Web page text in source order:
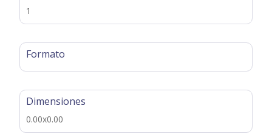
1
Formato
Dimensiones
0.00x0.00